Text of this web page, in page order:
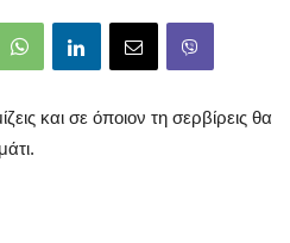
και σε όποιον τη σερβίρεις θα